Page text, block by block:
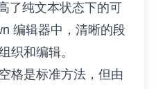
了纯文本状态下的可
编辑器中，清晰的段
织和编辑。
格是标准方法，但由